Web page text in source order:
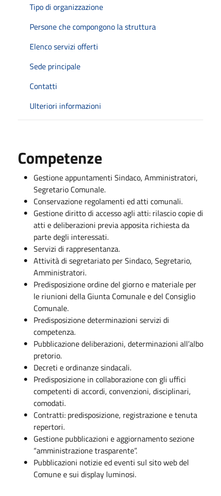
Tipo di organizzazione
Persone che compongono la struttura
Elenco servizi offerti
Sede principale
Contatti
Ulteriori informazioni
Competenze
Gestione appuntamenti Sindaco, Amministratori,
Segretario Comunale.
Conservazione regolamenti ed atti comunali.
Gestione diritto di accesso agli atti: rilascio copie di
atti e deliberazioni previa apposita richiesta da
parte degli interessati.
Servizi di rappresentanza.
Attività di segretariato per Sindaco, Segretario,
Amministratori.
Predisposizione ordine del giorno e materiale per
le riunioni della Giunta Comunale e del Consiglio
Comunale.
Predisposizione determinazioni servizi di
competenza.
Pubblicazione deliberazioni, determinazioni all’albo
pretorio.
Decreti e ordinanze sindacali.
Predisposizione in collaborazione con gli uffici
competenti di accordi, convenzioni, disciplinari,
comodati.
Contratti: predisposizione, registrazione e tenuta
repertori.
Gestione pubblicazioni e aggiornamento sezione
“amministrazione trasparente”.
Pubblicazioni notizie ed eventi sul sito web del
Comune e sui display luminosi.